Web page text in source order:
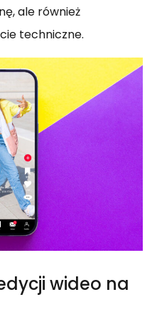
ale również
techniczne.
wideo na